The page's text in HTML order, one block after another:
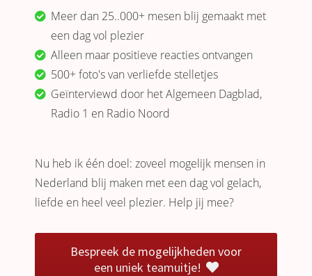
Meer dan 25..000+ mesen blij gemaakt met
een dag vol plezier
Alleen maar positieve reacties ontvangen
500+ foto's van verliefde stelletjes
Geïnterviewd door het Algemeen Dagblad,
Radio 1 en Radio Noord
Nu heb ik één doel: zoveel mogelijk mensen in
Nederland blij maken met een dag vol gelach,
liefde en heel veel plezier. Help jij mee?
Bespreek de mogelijkheden voor
een uniek teamuitje!